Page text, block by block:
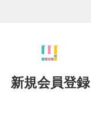
新規会員登録